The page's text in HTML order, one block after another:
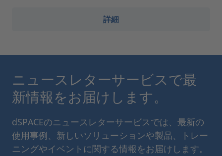
詳細
ニュースレターサービスで最
新情報をお届けします。
dSPACEのニュースレターサービスでは、最新の
使用事例、新しいソリューションや製品、トレー
ニングやイベントに関する情報をお届けします。